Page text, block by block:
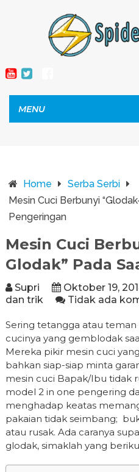
MENU
Home
Serba Serbi
Mesin Cuci Berbunyi
Pengeringan
Mesin Cuci
Glodak” Pada
Supri Oktober 19,
dan trik
Tidak ada
Sering tetangga atau
cucinya yang gemblodak
Mereka pikir mesin cuci
bahkan siap-siap minta
mesin cuci Bapak/Ibu tidak
model 2 in one pengering
menghadap keatas
pakaian tidak seimbang;
atau rusak. Ada caranya
glodak, simaklah yang